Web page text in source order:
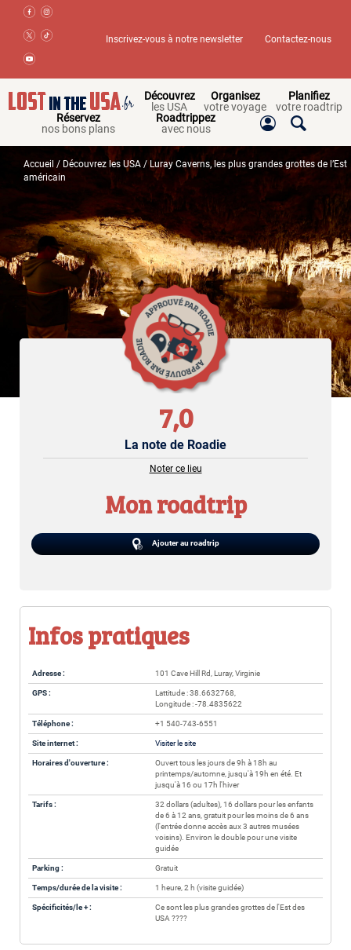
Inscrivez-vous à notre newsletter Contactez-nous
Découvrez
les USA
Organisez
votre voyage
Planifiez
votre roadtrip
Réservez
nos bons plans
Roadtrippez
avec nous
Accueil / Découvrez les USA / Luray Caverns, les plus grandes grottes de l’Est
américain
7,0
La note de Roadie
Noter ce lieu
Mon roadtrip
Ajouter au roadtrip
Infos pratiques
Adresse : 101 Cave Hill Rd, Luray, Virginie
GPS :
Lattitude : 38.6632768,
Longitude : -78.4835622
Téléphone : +1 540-743-6551
Site internet : Visiter le site
Horaires d'ouverture :
Ouvert tous les jours de 9h à 18h au
printemps/automne, jusqu'à 19h en été. Et
jusqu'à 16 ou 17h l'hiver
Tarifs :
32 dollars (adultes), 16 dollars pour les enfants
de 6 à 12 ans, gratuit pour les moins de 6 ans
(l'entrée donne accès aux 3 autres musées
voisins). Environ le double pour une visite
guidée
Parking : Gratuit
Temps/durée de la visite : 1 heure, 2 h (visite guidée)
Spécificités/le + :
Ce sont les plus grandes grottes de l'Est des
USA ????